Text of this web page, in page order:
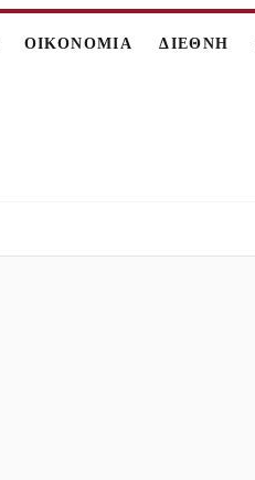
ΟΙΚΟΝΟΜΙΑ ΔΙΕΘΝΗ